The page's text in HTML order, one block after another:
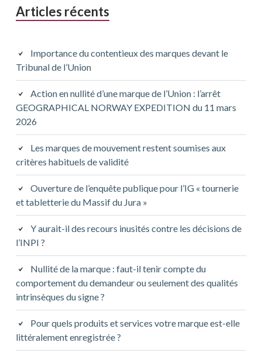
Articles récents
Importance du contentieux des marques devant le
Tribunal de l’Union
Action en nullité d’une marque de l’Union : l’arrêt
GEOGRAPHICAL NORWAY EXPEDITION du 11 mars
2026
Les marques de mouvement restent soumises aux
critères habituels de validité
Ouverture de l’enquête publique pour l’IG « tournerie
et tabletterie du Massif du Jura »
Y aurait-il des recours inusités contre les décisions de
l’INPI ?
Nullité de la marque : faut-il tenir compte du
comportement du demandeur ou seulement des qualités
intrinsèques du signe ?
Pour quels produits et services votre marque est-elle
littéralement enregistrée ?